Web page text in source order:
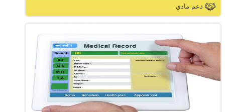
دعم مادي